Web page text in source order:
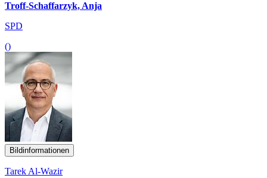
Troff-Schaffarzyk, Anja
SPD
()
Bildinformationen
Tarek Al-Wazir